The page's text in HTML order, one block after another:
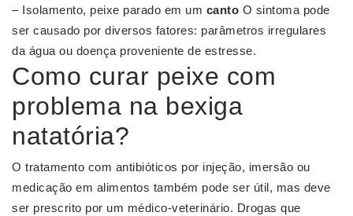
– Isolamento, peixe parado em um canto O sintoma pode
ser causado por diversos fatores: parâmetros irregulares
da água ou doença proveniente de estresse.
Como curar peixe com
problema na bexiga
natatória?
O tratamento com antibióticos por injeção, imersão ou
medicação em alimentos também pode ser útil, mas deve
ser prescrito por um médico-veterinário. Drogas que